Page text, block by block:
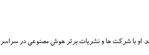
او با شرکت ها و نشریات برتر هوش مصنوعی در سراسر